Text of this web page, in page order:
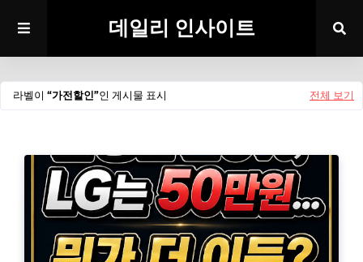
데일리 인사이트
라벨이 가전할인 인 게시물 표시 전체 보기